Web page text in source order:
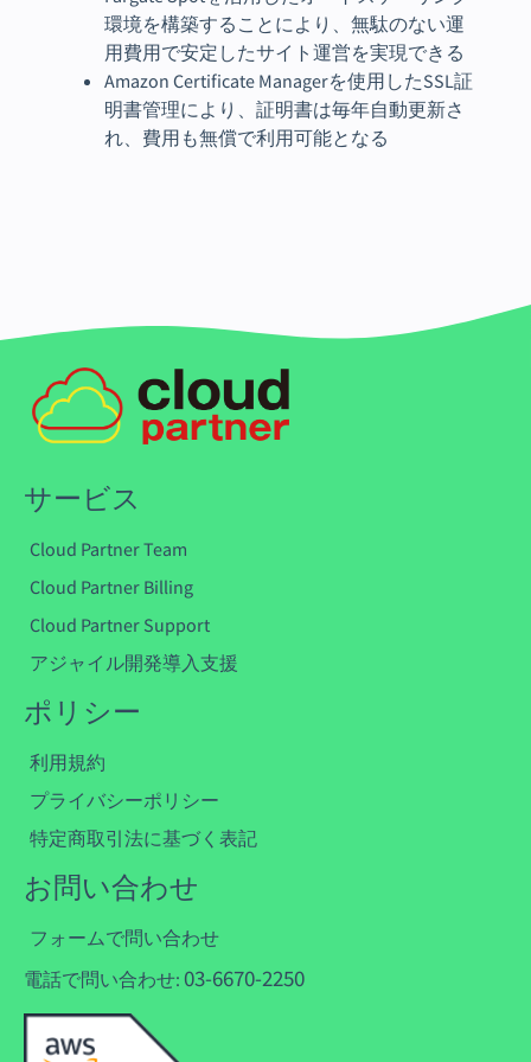
環境を構築することにより、無駄のない運
用費用で安定したサイト運営を実現できる
Amazon Certificate Managerを使用したSSL証
明書管理により、証明書は毎年自動更新さ
れ、費用も無償で利用可能となる
サービス
Cloud Partner Team
Cloud Partner Billing
Cloud Partner Support
アジャイル開発導入支援
ポリシー
利用規約
プライバシーポリシー
特定商取引法に基づく表記
お問い合わせ
フォームで問い合わせ
電話で問い合わせ: 03-6670-2250